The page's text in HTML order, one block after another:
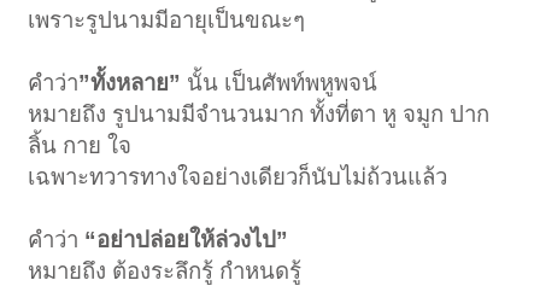
เพราะรูปนามมีอายุเป็นขณะๆ
คำว่า”ทั้งหลาย” นั้น เป็นศัพท์พหูพจน์
หมายถึง รูปนามมีจำนวนมาก ทั้งที่ตา หู จมูก ปาก
ลิ้น กาย ใจ
เฉพาะทวารทางใจอย่างเดียวก็นับไม่ถ้วนแล้ว
คำว่า “อย่าปล่อยให้ล่วงไป”
หมายถึง ต้องระลึกรู้ กำหนดรู้